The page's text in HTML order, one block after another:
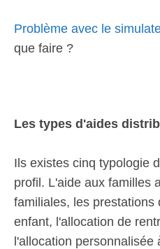
Problème avec le
que faire ?
Les types d'aides
Ils existes cinq typologie
profil. L'aide aux familles
familiales, les prestations
enfant, l'allocation de
l'allocation personnalisée